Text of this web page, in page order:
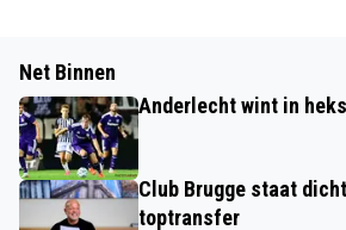
Net Binnen
Anderlecht wint in
Club Brugge staat
toptransfer